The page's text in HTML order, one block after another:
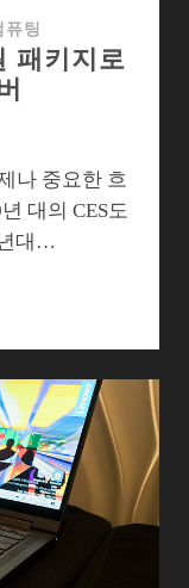
퓨팅
패키지로
나 중요한 흐
대의 CES도
대…